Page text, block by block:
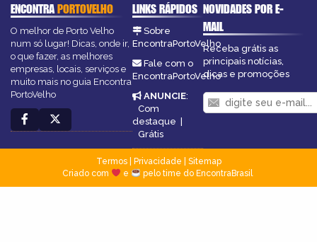
ENCONTRAPORTOVELHO
O melhor de Porto Velho
num só lugar! Dicas, onde ir,
o que fazer, as melhores
empresas, locais, serviços e
muito mais no guia Encontra
PortoVelho
LINKS RÁPIDOS
Sobre
EncontraPortoVelho
Fale com o
EncontraPortoVelho
ANUNCIE:
Com
destaque |
Grátis
NOVIDADES POR E-
MAIL
Receba grátis as
principais notícias,
dicas e promoções
Termos| Privacidade
Sitemap
Criado com
e pelo time do EncontraBrasil